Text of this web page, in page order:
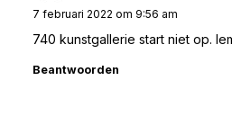
7 februari 2022 om 9:56 am
740 kunstgallerie start niet op.
Beantwoorden